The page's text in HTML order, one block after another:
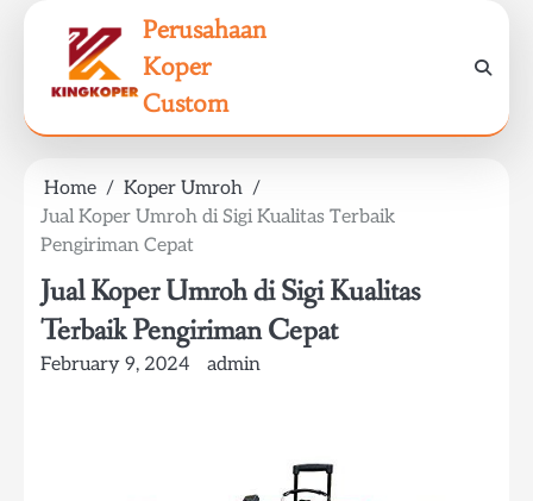
Perusahaan
Koper
Custom
Home
Koper Umroh
Jual Koper Umroh di Sigi Kualitas Terbaik
Pengiriman Cepat
Jual Koper Umroh di Sigi Kualitas
Terbaik Pengiriman Cepat
February 9, 2024 admin